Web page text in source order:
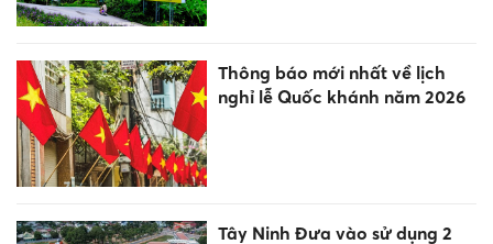
Thông báo mới nhất về lịch
nghỉ lễ Quốc khánh năm 2026
Tây Ninh Đưa vào sử dụng 2